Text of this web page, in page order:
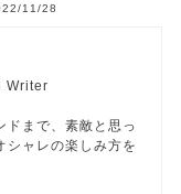
11/28
Writer
ドまで、素敵と思っ
シャレの楽しみ方を